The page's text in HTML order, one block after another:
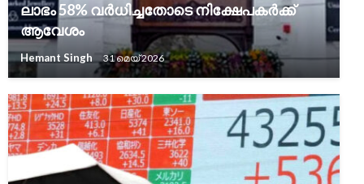
ലാഭം 58% വർധിച്ചതോടെ നിക്ഷേപകർക്ക്
ആവേശം
Hemant Singh 31 മെയ്‌ 2026